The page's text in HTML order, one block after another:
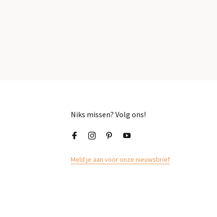
Niks missen? Volg ons!
Meld je aan voor onze nieuwsbrief